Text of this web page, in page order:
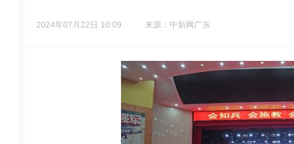
2024年07月22日 10:09 来源：中新网广东